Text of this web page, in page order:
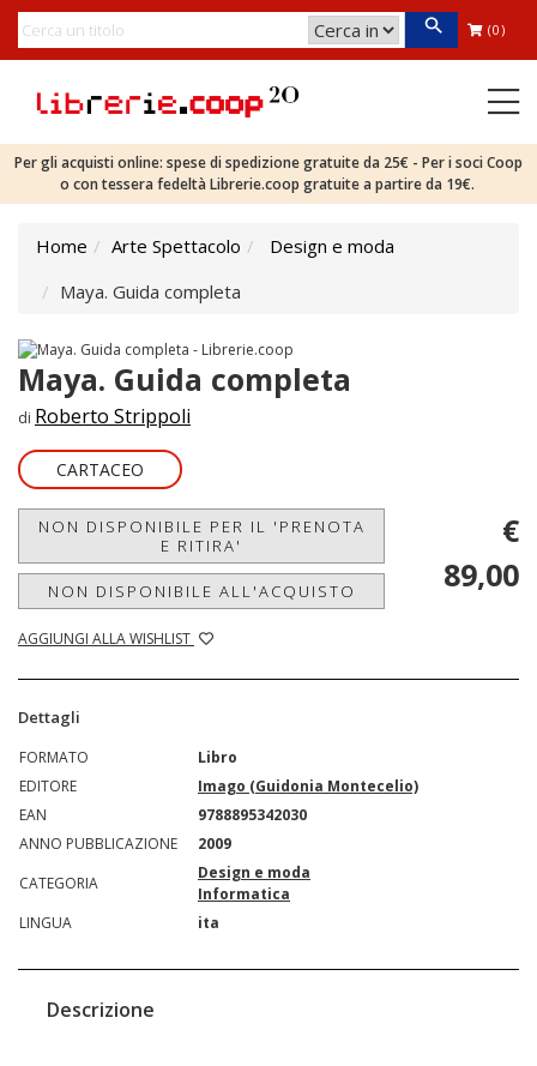
(0)
Per gli acquisti online: spese di spedizione gratuite da 25€ - Per i soci Coop
o con tessera fedeltà Librerie.coop gratuite a partire da 19€.
Home Arte Spettacolo
Design e moda
Maya. Guida completa
Maya. Guida completa
di Roberto Strippoli
CARTACEO
NON DISPONIBILE PER IL 'PRENOTA
E RITIRA'
NON DISPONIBILE ALL'ACQUISTO
AGGIUNGI ALLA WISHLIST
€
89,00
Dettagli
FORMATO
Libro
EDITORE
Imago (Guidonia Montecelio)
EAN
9788895342030
ANNO PUBBLICAZIONE
2009
CATEGORIA
Design e moda
Informatica
LINGUA
ita
Descrizione